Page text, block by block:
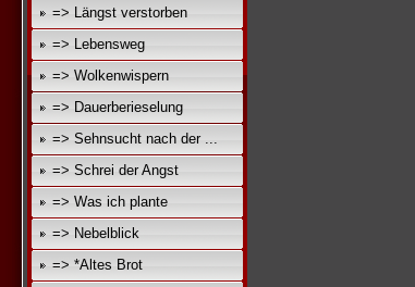
=> Längst verstorben
=> Lebensweg
=> Wolkenwispern
=> Dauerberieselung
=> Sehnsucht nach der ...
=> Schrei der Angst
=> Was ich plante
=> Nebelblick
=> *Altes Brot